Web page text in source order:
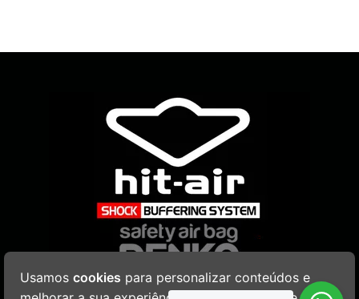
Usamos cookies para personalizar conteúdos e